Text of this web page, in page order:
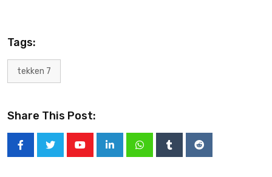
Tags:
tekken 7
Share This Post: